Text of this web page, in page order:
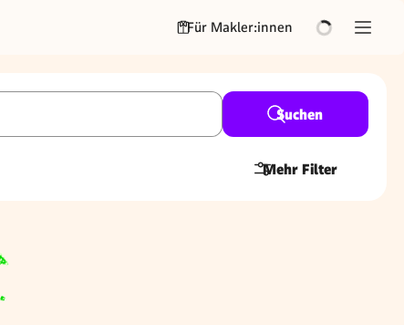
Für Makler:innen
Suchen
Mehr Filter